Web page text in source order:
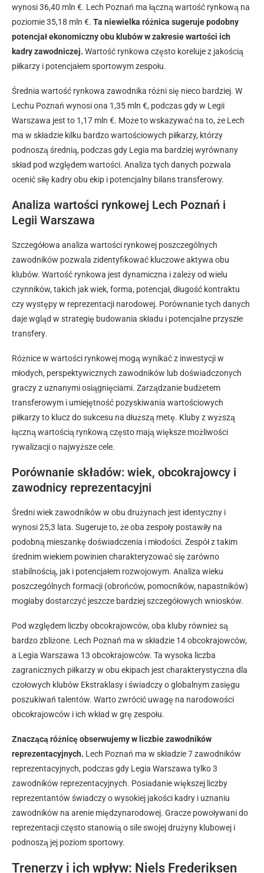
wynosi 36,40 mln €. Lech Poznań ma łączną wartość rynkową na
poziomie 35,18 mln €. Ta niewielka różnica sugeruje podobny
potencjał ekonomiczny obu klubów w zakresie wartości ich
kadry zawodniczej. Wartość rynkowa często koreluje z jakością
piłkarzy i potencjałem sportowym zespołu.
Średnia wartość rynkowa zawodnika różni się nieco bardziej. W
Lechu Poznań wynosi ona 1,35 mln €, podczas gdy w Legii
Warszawa jest to 1,17 mln €. Może to wskazywać na to, że Lech
ma w składzie kilku bardzo wartościowych piłkarzy, którzy
podnoszą średnią, podczas gdy Legia ma bardziej wyrównany
skład pod względem wartości. Analiza tych danych pozwala
ocenić siłę kadry obu ekip i potencjalny bilans transferowy.
Analiza wartości rynkowej Lech Poznań i
Legii Warszawa
Szczegółowa analiza wartości rynkowej poszczególnych
zawodników pozwala zidentyfikować kluczowe aktywa obu
klubów. Wartość rynkowa jest dynamiczna i zależy od wielu
czynników, takich jak wiek, forma, potencjał, długość kontraktu
czy występy w reprezentacji narodowej. Porównanie tych danych
daje wgląd w strategię budowania składu i potencjalne przyszłe
transfery.
Różnice w wartości rynkowej mogą wynikać z inwestycji w
młodych, perspektywicznych zawodników lub doświadczonych
graczy z uznanymi osiągnięciami. Zarządzanie budżetem
transferowym i umiejętność pozyskiwania wartościowych
piłkarzy to klucz do sukcesu na dłuższą metę. Kluby z wyższą
łączną wartością rynkową często mają większe możliwości
rywalizacji o najwyższe cele.
Porównanie składów: wiek, obcokrajowcy i
zawodnicy reprezentacyjni
Średni wiek zawodników w obu drużynach jest identyczny i
wynosi 25,3 lata. Sugeruje to, że oba zespoły postawiły na
podobną mieszankę doświadczenia i młodości. Zespół z takim
średnim wiekiem powinien charakteryzować się zarówno
stabilnością, jak i potencjałem rozwojowym. Analiza wieku
poszczególnych formacji (obrońców, pomocników, napastników)
mogłaby dostarczyć jeszcze bardziej szczegółowych wniosków.
Pod względem liczby obcokrajowców, oba kluby również są
bardzo zbliżone. Lech Poznań ma w składzie 14 obcokrajowców,
a Legia Warszawa 13 obcokrajowców. Ta wysoka liczba
zagranicznych piłkarzy w obu ekipach jest charakterystyczna dla
czołowych klubów Ekstraklasy i świadczy o globalnym zasięgu
poszukiwań talentów. Warto zwrócić uwagę na narodowości
obcokrajowców i ich wkład w grę zespołu.
Znaczącą różnicę obserwujemy w liczbie zawodników
reprezentacyjnych. Lech Poznań ma w składzie 7 zawodników
reprezentacyjnych, podczas gdy Legia Warszawa tylko 3
zawodników reprezentacyjnych. Posiadanie większej liczby
reprezentantów świadczy o wysokiej jakości kadry i uznaniu
zawodników na arenie międzynarodowej. Gracze powoływani do
reprezentacji często stanowią o sile swojej drużyny klubowej i
podnoszą jej poziom sportowy.
Trenerzy i ich wpływ: Niels Frederiksen